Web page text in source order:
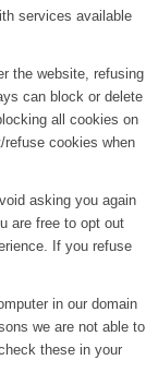
services available
the website, refusing
can block or delete
all cookies on
cookies when
asking you again
are free to opt out
If you refuse
in our domain
we are not able to
these in your